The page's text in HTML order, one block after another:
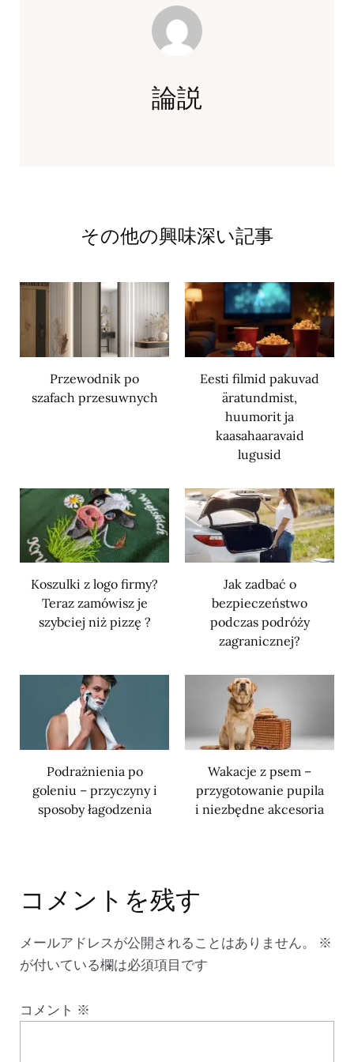
論説
その他の興味深い記事
Przewodnik po
szafach przesuwnych
Eesti filmid pakuvad
äratundmist,
huumorit ja
kaasahaaravaid
lugusid
Koszulki z logo firmy?
Teraz zamówisz je
szybciej niż pizzę ?
Jak zadbać o
bezpieczeństwo
podczas podróży
zagranicznej?
Podrażnienia po
goleniu – przyczyny i
sposoby łagodzenia
Wakacje z psem –
przygotowanie pupila
i niezbędne akcesoria
コメントを残す
メールアドレスが公開されることはありません。
※
が付いている欄は必須項目です
コメント ※